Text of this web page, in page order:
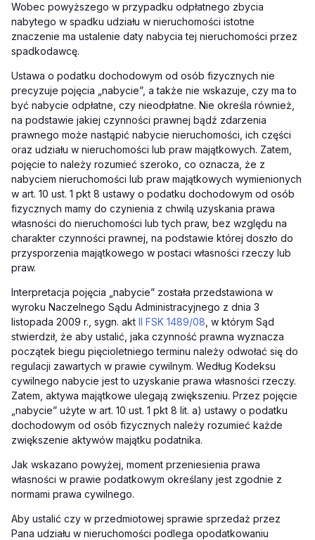
Wobec powyższego w przypadku odpłatnego zbycia
nabytego w spadku udziału w nieruchomości istotne
znaczenie ma ustalenie daty nabycia tej nieruchomości przez
spadkodawcę.
Ustawa o podatku dochodowym od osób fizycznych nie
precyzuje pojęcia „nabycie”, a także nie wskazuje, czy ma to
być nabycie odpłatne, czy nieodpłatne. Nie określa również,
na podstawie jakiej czynności prawnej bądź zdarzenia
prawnego może nastąpić nabycie nieruchomości, ich części
oraz udziału w nieruchomości lub praw majątkowych. Zatem,
pojęcie to należy rozumieć szeroko, co oznacza, że z
nabyciem nieruchomości lub praw majątkowych wymienionych
w art. 10 ust. 1 pkt 8 ustawy o podatku dochodowym od osób
fizycznych mamy do czynienia z chwilą uzyskania prawa
własności do nieruchomości lub tych praw, bez względu na
charakter czynności prawnej, na podstawie której doszło do
przysporzenia majątkowego w postaci własności rzeczy lub
praw.
Interpretacja pojęcia „nabycie” została przedstawiona w
wyroku Naczelnego Sądu Administracyjnego z dnia 3
listopada 2009 r., sygn. akt II FSK 1489/08 , w którym Sąd
stwierdził, że aby ustalić, jaka czynność prawna wyznacza
początek biegu pięcioletniego terminu należy odwołać się do
regulacji zawartych w prawie cywilnym. Według Kodeksu
cywilnego nabycie jest to uzyskanie prawa własności rzeczy.
Zatem, aktywa majątkowe ulegają zwiększeniu. Przez pojęcie
„nabycie” użyte w art. 10 ust. 1 pkt 8 lit. a) ustawy o podatku
dochodowym od osób fizycznych należy rozumieć każde
zwiększenie aktywów majątku podatnika.
Jak wskazano powyżej, moment przeniesienia prawa
własności w prawie podatkowym określany jest zgodnie z
normami prawa cywilnego.
Aby ustalić czy w przedmiotowej sprawie sprzedaż przez
Pana udziału w nieruchomości podlega opodatkowaniu